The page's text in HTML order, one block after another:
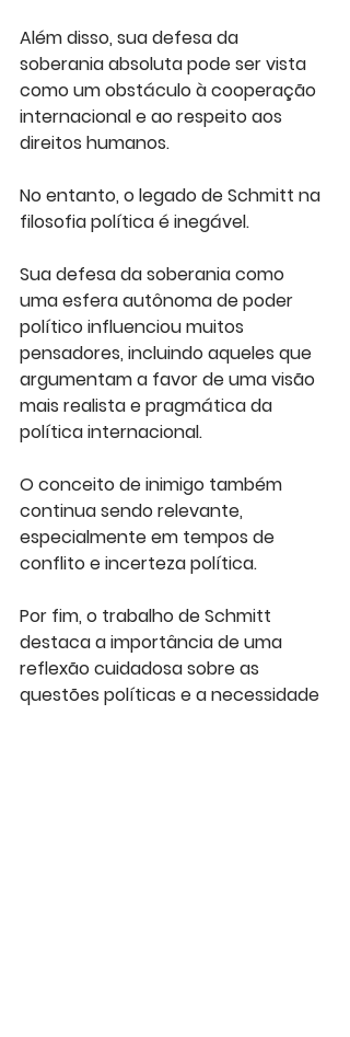
Além disso, sua defesa da
soberania absoluta pode ser vista
como um obstáculo à cooperação
internacional e ao respeito aos
direitos humanos.
No entanto, o legado de Schmitt na
filosofia política é inegável.
Sua defesa da soberania como
uma esfera autônoma de poder
político influenciou muitos
pensadores, incluindo aqueles que
argumentam a favor de uma visão
mais realista e pragmática da
política internacional.
O conceito de inimigo também
continua sendo relevante,
especialmente em tempos de
conflito e incerteza política.
Por fim, o trabalho de Schmitt
destaca a importância de uma
reflexão cuidadosa sobre as
questões políticas e a necessidade